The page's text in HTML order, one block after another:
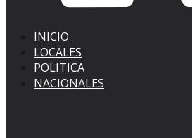
INICIO
LOCALES
POLITICA
NACIONALES